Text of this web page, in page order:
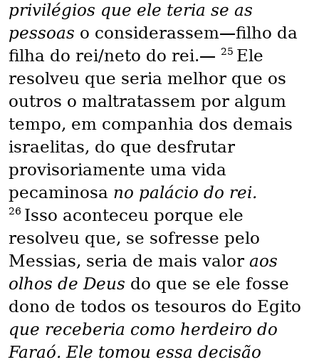
privilégios que ele teria se as
pessoas o considerassem—filho da
filha do rei/neto do rei.— 25 Ele
resolveu que seria melhor que os
outros o maltratassem por algum
tempo, em companhia dos demais
israelitas, do que desfrutar
provisoriamente uma vida
pecaminosa no palácio do rei.
26 Isso aconteceu porque ele
resolveu que, se sofresse pelo
Messias, seria de mais valor aos
olhos de Deus do que se ele fosse
dono de todos os tesouros do Egito
que receberia como herdeiro do
Faraó. Ele tomou essa decisão